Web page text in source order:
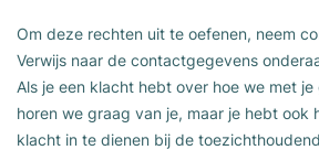
Om deze rechten uit te oefenen, neem
Verwijs naar de contactgegevens
Als je een klacht hebt over hoe we met
horen we graag van je, maar je hebt ook
klacht in te dienen bij de